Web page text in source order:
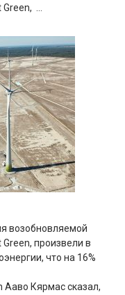
...
возобновляемой
произвели в
что на 16%
Ааво Кярмас сказал,